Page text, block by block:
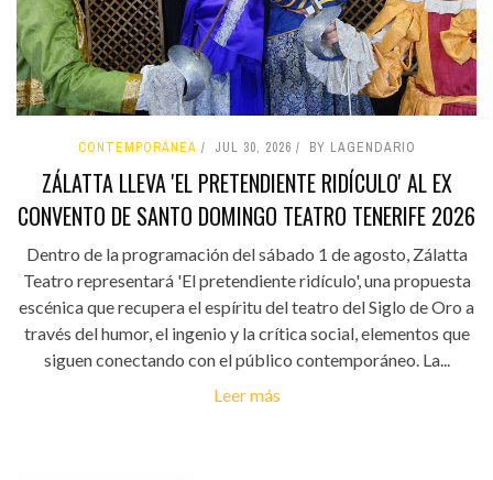
CONTEMPORÁNEA JUL 30, 2026 BY LAGENDARIO
ZÁLATTA LLEVA 'EL PRETENDIENTE RIDÍCULO' AL EX
CONVENTO DE SANTO DOMINGO TEATRO TENERIFE 2026
Dentro de la programación del sábado 1 de agosto, Zálatta
Teatro representará 'El pretendiente ridículo', una propuesta
escénica que recupera el espíritu del teatro del Siglo de Oro a
través del humor, el ingenio y la crítica social, elementos que
siguen conectando con el público contemporáneo. La...
Leer más